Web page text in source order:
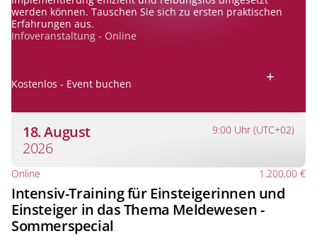
werden können. Tauschen Sie sich zu ersten praktischen
Erfahrungen aus.
Infoveranstaltung - Online
Kostenlos - Event buchen +
18. August
2026
9:00 Uhr (UTC+02)
Online 1.200,00 €
Intensiv-Training für Einsteigerinnen und
Einsteiger in das Thema Meldewesen -
Sommerspecial